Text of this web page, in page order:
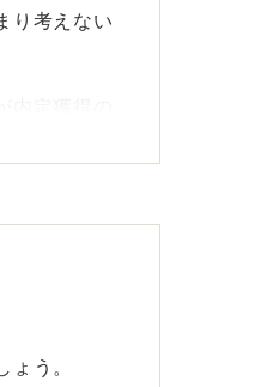
り考えない
定獲得の
考え方や、
う。